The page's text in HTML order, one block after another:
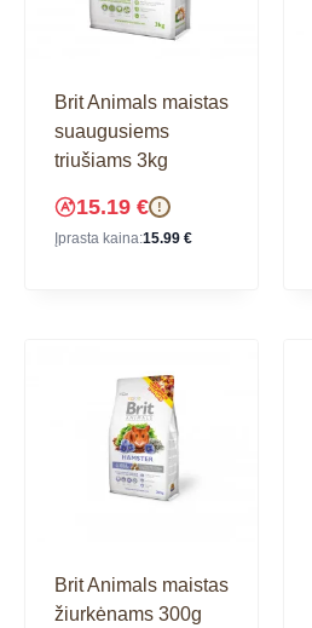
Brit Animals maistas
suaugusiems
triušiams 3kg
15.19 € !
Įprasta kaina:15.99 €
Brit Animals maistas
žiurkėnams 300g